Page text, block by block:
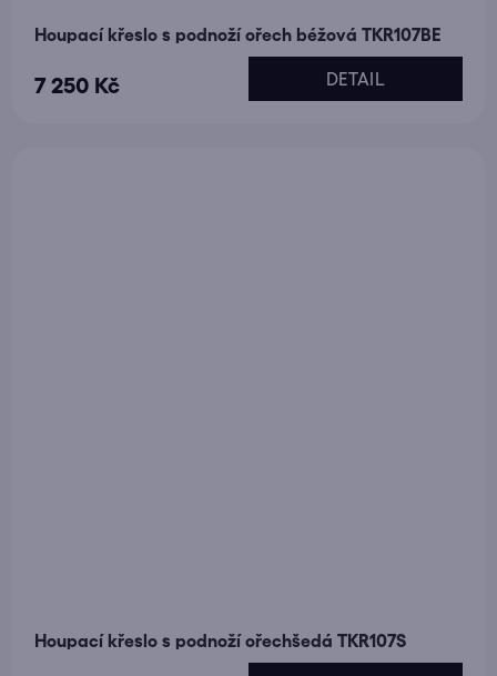
Houpací křeslo s podnoží ořech béžová TKR107BE
7 250 Kč DETAIL
Houpací křeslo s podnoží ořechšedá TKR107S